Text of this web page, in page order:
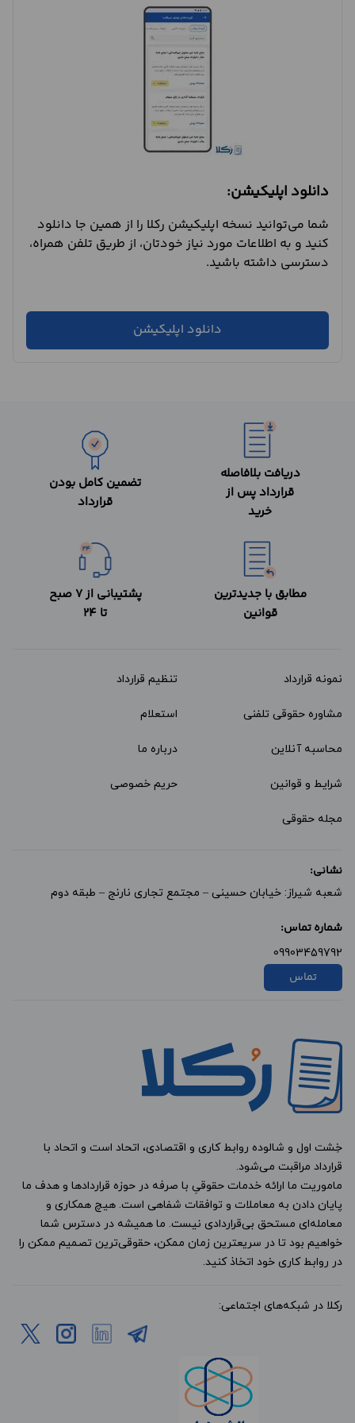
دانلود اپلیکیشن:
شما می‌توانید نسخه اپلیکیشن رکلا را از همین جا دانلود
کنید و به اطلاعات مورد نیاز خودتان، از طریق تلفن همراه،
دسترسی داشته باشید.
دانلود اپلیکیشن
دریافت بلافاصله
قرارداد پس از
خرید
تضمین کامل بودن
قرارداد
مطابق با جدیدترین
قوانین
پشتیبانی از 7 صبح
تا 24
نمونه قرارداد‌ تنظیم قرارداد
مشاوره حقوقی تلفنی استعلام
محاسبه آنلاین درباره ما
شرایط و قوانین حریم خصوصی
مجله حقوقی
نشانی:
شعبه شیراز: خیابان حسینی – مجتمع تجاری نارنج – طبقه دوم
شماره تماس:
09903459792
تماس
خِشت اول و شالوده روابط کاری و اقتصادی، اتحاد است و اتحاد با
قرارداد مراقبت می‌شود.
ماموریت ما ارائه خدمات حقوقیِ با صرفه در حوزه قراردادها و هدف ما
پایان دادن به معاملات و توافقات شفاهی است. هیچ همکاری و
معامله‌ای مستحق بی‌قراردادی نیست. ما همیشه در دسترس شما
خواهیم بود تا در سریعترین زمان ممکن، حقوقی‌ترین تصمیم ممکن را
در روابط کاری خود اتخاذ کنید.
رکلا در شبکه‌های اجتماعی: